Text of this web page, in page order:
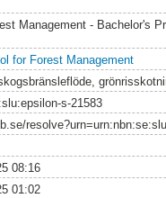
Management - Bachelor's
for Forest Management
s-21583
08:16
01:02